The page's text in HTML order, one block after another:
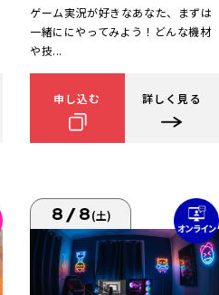
ゲーム実況が好きなあなた、まずは
一緒ににやってみよう！どんな機材
や技...
申し込む 詳しく見る
8/8(土)